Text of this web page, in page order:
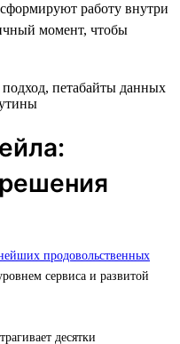
работу внутри
момент, чтобы
продовольственных
сервиса и развитой
десятки